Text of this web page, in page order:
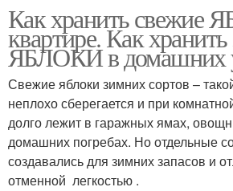
Как хранить свежие
квартире. Как
ЯБЛОКИ в домашних
Свежие яблоки зимних сортов –
неплохо сберегается и при
долго лежит в гаражных ямах,
домашних погребах. Но отдельные
создавались для зимних запасов и
отменной легкостью .